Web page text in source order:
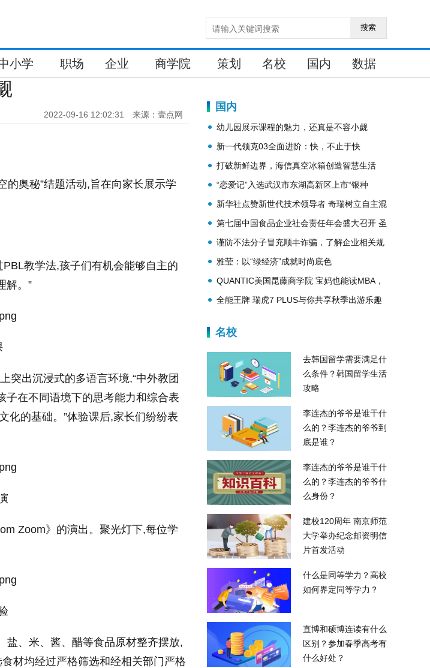
搜索
小学 职场 企业 商学院 策划 名校 国内 数据
2022-09-16 12:02:31 来源：壹点网
的奥秘”结题活动,旨在向家长展示学
教学法,孩子们有机会能够自主的
解。”
突出沉浸式的多语言环境,“中外教团
子在不同语境下的思考能力和综合表
化的基础。”体验课后,家长们纷纷表
Zoom》的演出。聚光灯下,每位学
盐、米、酱、醋等食品原材整齐摆放,
材均经过严格筛选和经相关部门严格
国内
幼儿园展示课程的魅力，还真是不容小觑
新一代领克03全面进阶：快，不止于快
打破新鲜边界，海信真空冰箱创造智慧生活
“恋爱记”入选武汉市东湖高新区上市“银种
子”企业名录
新华社点赞新世代技术领导者 奇瑞树立自主混
动新标杆
第七届中国食品企业社会责任年会盛大召开 圣
元获奖
谨防不法分子冒充顺丰诈骗，了解企业相关规
则很重要
雅莹：以“绿经济”成就时尚底色
QUANTIC美国昆藤商学院 宝妈也能读MBA，
附上一份理想职业清单
全能王牌 瑞虎7 PLUS与你共享秋季出游乐趣
名校
去韩国留学需要满足什
么条件？韩国留学生活
攻略
李连杰的爷爷是谁干什
么的？李连杰的爷爷到
底是谁？
李连杰的爷爷是谁干什
么的？李连杰的爷爷什
么身份？
建校120周年 南京师范
大学举办纪念邮资明信
片首发活动
什么是同等学力？高校
如何界定同等学力？
直博和硕博连读有什么
区别？参加春季高考有
什么好处？